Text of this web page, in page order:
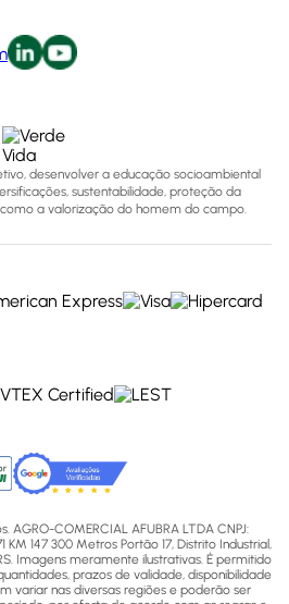
desenvolver a educação socioambiental
sustentabilidade, proteção da
a valorização do homem do campo.
AGRO-COMERCIAL AFUBRA LTDA CNPJ:
KM 147 300 Metros Portão 17, Distrito Industrial,
Imagens meramente ilustrativas. É permitido
prazos de validade, disponibilidade
variar nas diversas regiões e poderão ser